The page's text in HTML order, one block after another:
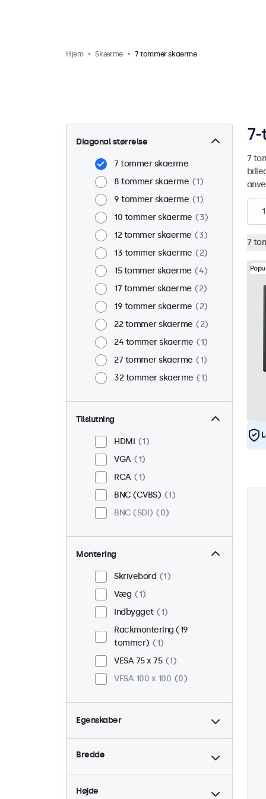
Hjem Skærme 7 tommer skaerme
Diagonal størrelse
7 tommer skaerme
8 tommer skaerme
1
9 tommer skaerme
1
10 tommer skaerme
3
12 tommer skaerme
3
13 tommer skaerme
2
15 tommer skaerme
4
17 tommer skaerme
2
19 tommer skaerme
2
22 tommer skaerme
2
24 tommer skaerme
1
27 tommer skaerme
1
32 tommer skaerme
1
Tilslutning
HDMI
1
VGA
1
RCA
1
BNC (CVBS)
1
BNC (SDI)
0
Montering
Skrivebord
1
Væg
1
Indbygget
1
Rackmontering (19
tommer)
1
VESA 75 x 75
1
VESA 100 x 100
0
Egenskaber
4:3 / 5:4
0
Dæmpbar
1
Bredde
Højde
7
1
7